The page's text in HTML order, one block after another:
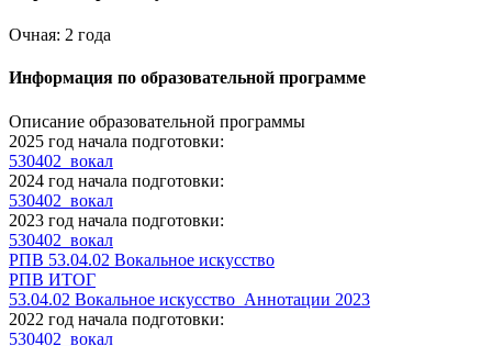
Очная: 2 года
Информация по образовательной программе
Описание образовательной программы
2025 год начала подготовки:
530402_вокал
2024 год начала подготовки:
530402_вокал
2023 год начала подготовки:
530402_вокал
РПВ 53.04.02 Вокальное искусство
РПВ ИТОГ
53.04.02 Вокальное искусство_Аннотации 2023
2022 год начала подготовки:
530402_вокал